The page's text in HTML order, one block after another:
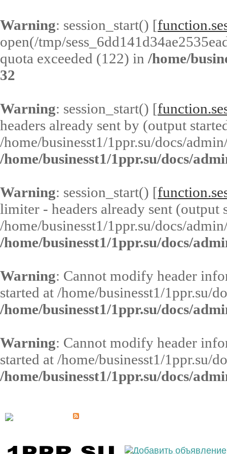
Warning: session_start() [
open(/tmp/
quota exceeded (122) in /home/
32
Warning: session_start() [
headers already sent by (output
/home/businesst1/1ppr.su/docs/
/home/businesst1/1ppr.su/docs/
Warning: session_start() [
limiter - headers already sent (output
/home/businesst1/1ppr.su/docs/
/home/businesst1/1ppr.su/docs/
Warning: Cannot modify header
started at /home/businesst1/1ppr.su/
/home/businesst1/1ppr.su/docs/
Warning: Cannot modify header
started at /home/businesst1/1ppr.su/
/home/businesst1/1ppr.su/docs/